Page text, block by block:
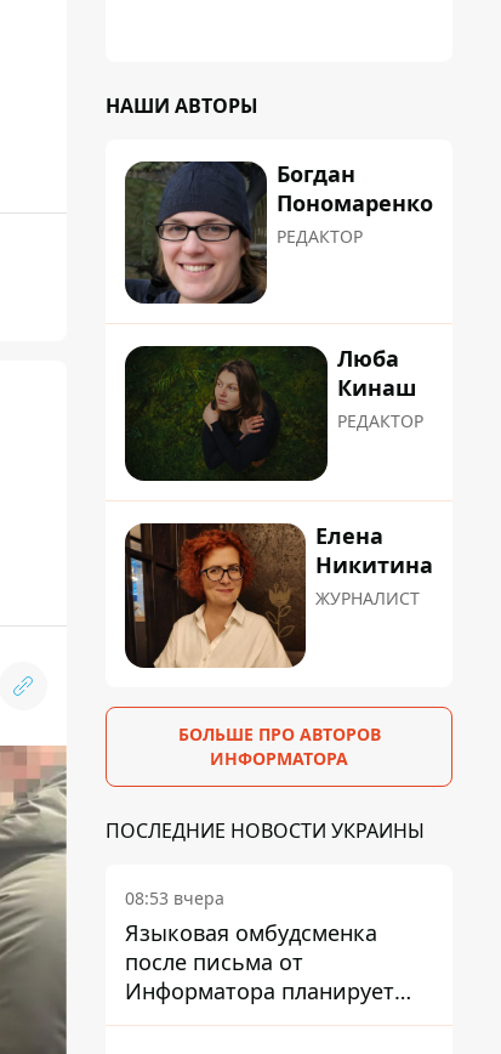
НАШИ АВТОРЫ
Богдан
Пономаренко
РЕДАКТОР
Люба
Кинаш
РЕДАКТОР
Елена
Никитина
ЖУРНАЛИСТ
БОЛЬШЕ ПРО АВТОРОВ
ИНФОРМАТОРА
ПОСЛЕДНИЕ НОВОСТИ УКРАИНЫ
08:53 вчера
Языковая омбудсменка
после письма от
Информатора планирует
наказать компанию-